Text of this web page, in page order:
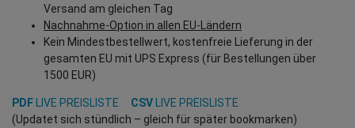
Versand am gleichen Tag
Nachnahme-Option in allen EU-Ländern
Kein Mindestbestellwert, kostenfreie Lieferung in der
gesamten EU mit UPS Express (für Bestellungen über
1500 EUR)
PDF LIVE PREISLISTE CSV
LIVE PREISLISTE
(Updatet sich stündlich – gleich für später bookmarken)